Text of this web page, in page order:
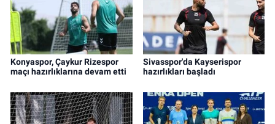
Konyaspor, Çaykur Rizespor
maçı hazırlıklarına devam etti
Sivasspor'da Kayserispor
hazırlıkları başladı